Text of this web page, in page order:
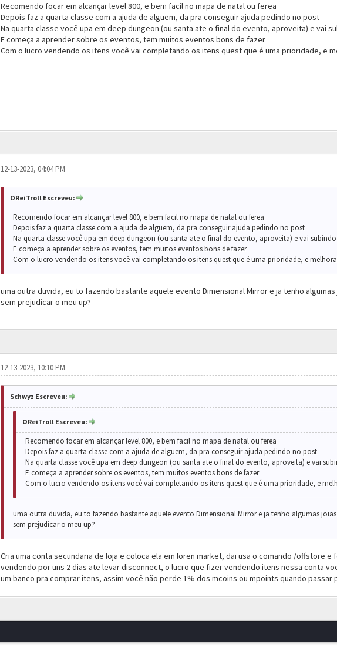
Recomendo focar em alcançar level 800, e bem facil no mapa de natal ou ferea
Depois faz a quarta classe com a ajuda de alguem, da pra conseguir ajuda pedindo no post
Na quarta classe você upa em deep dungeon (ou santa ate o final do evento, aproveita) e vai
E começa a aprender sobre os eventos, tem muitos eventos bons de fazer
Com o lucro vendendo os itens você vai completando os itens quest que é uma prioridade, e
12-13-2023, 04:04 PM
OReiTroll Escreveu:
Recomendo focar em alcançar level 800, e bem facil no mapa de natal ou ferea
Depois faz a quarta classe com a ajuda de alguem, da pra conseguir ajuda pedindo no post
Na quarta classe você upa em deep dungeon (ou santa ate o final do evento, aproveita) e vai
E começa a aprender sobre os eventos, tem muitos eventos bons de fazer
Com o lucro vendendo os itens você vai completando os itens quest que é uma prioridade, e
uma outra duvida, eu to fazendo bastante aquele evento Dimensional Mirror e ja tenho
sem prejudicar o meu up?
12-13-2023, 10:10 PM
Schwyz Escreveu:
OReiTroll Escreveu:
Recomendo focar em alcançar level 800, e bem facil no mapa de natal ou ferea
Depois faz a quarta classe com a ajuda de alguem, da pra conseguir ajuda pedindo no post
Na quarta classe você upa em deep dungeon (ou santa ate o final do evento, aproveita) e vai
E começa a aprender sobre os eventos, tem muitos eventos bons de fazer
Com o lucro vendendo os itens você vai completando os itens quest que é uma prioridade, e
uma outra duvida, eu to fazendo bastante aquele evento Dimensional Mirror e ja tenho algumas
sem prejudicar o meu up?
Cria uma conta secundaria de loja e coloca ela em loren market, dai usa o comando /offstore
vendendo por uns 2 dias ate levar disconnect, o lucro que fizer vendendo itens nessa conta
um banco pra comprar itens, assim você não perde 1% dos mcoins ou mpoints quando passar